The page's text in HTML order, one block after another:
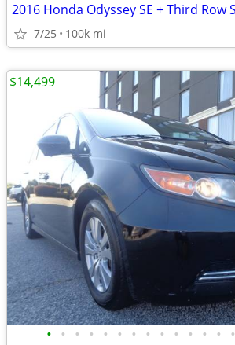
7/25 100k mi
• • • • • • • • • • • • • •
$14,499